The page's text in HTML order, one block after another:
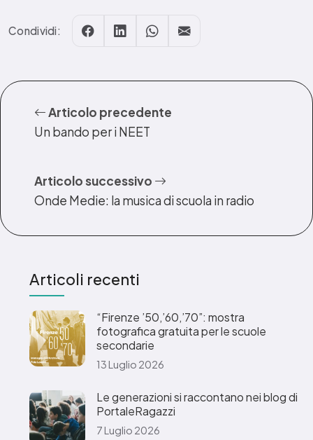
Condividi:
Articolo precedente
Un bando per i NEET
Articolo successivo
Onde Medie: la musica di scuola in radio
Articoli recenti
“Firenze ’50,’60,’70”: mostra
fotografica gratuita per le scuole
secondarie
13 Luglio 2026
Le generazioni si raccontano nei blog di
PortaleRagazzi
7 Luglio 2026